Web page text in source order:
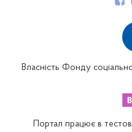
Власність Фонду
Портал працює в